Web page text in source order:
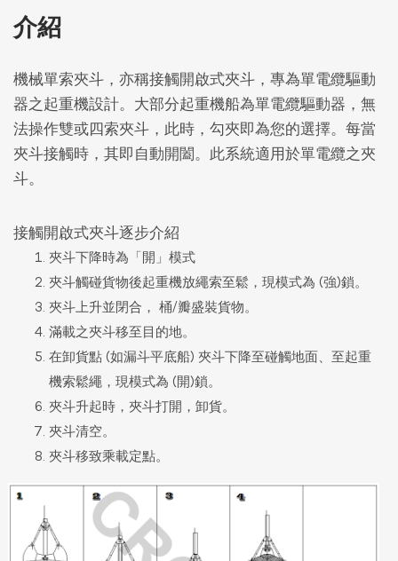
介紹
機械單索夾斗，亦稱接觸開啟式夾斗，專為單電纜驅動
器之起重機設計。大部分起重機船為單電纜驅動器，無
法操作雙或四索夾斗，此時，勾夾即為您的選擇。每當
夾斗接觸時，其即自動開闔。此系統適用於單電纜之夾
斗。
接觸開啟式夾斗逐步介紹
夾斗下降時為「開」模式
夾斗觸碰貨物後起重機放繩索至鬆，現模式為 (強)鎖。
夾斗上升並閉合， 桶/瓣盛裝貨物。
滿載之夾斗移至目的地。
在卸貨點 (如漏斗平底船) 夾斗下降至碰觸地面、至起重
機索鬆繩，現模式為 (開)鎖。
夾斗升起時，夾斗打開，卸貨。
夾斗清空。
夾斗移致乘載定點。